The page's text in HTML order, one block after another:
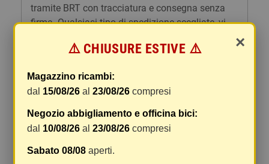
tramite BRT con tracciatura e consegna senza
firma. Qualsiasi tipo di spedizione scegliate, vi
Le spese di spedizione comprendono gli oneri di
gestione e imballaggio e le spese postali. I costi
di gestione sono fissi, mentre i costi di trasporto
variano a seconda del peso totale della
spedizione. Vi consigliamo di raggruppare i
possibile raggruppare due ordini distinti
×
⚠️ CHIUSURE ESTIVE ⚠️
Magazzino ricambi:
dal 15/08/26 al23/08/26 compresi
Negozio abbigliamento e officina bici:
dal 10/08/26 al23/08/26 compresi
Sabato 08/08 aperti.